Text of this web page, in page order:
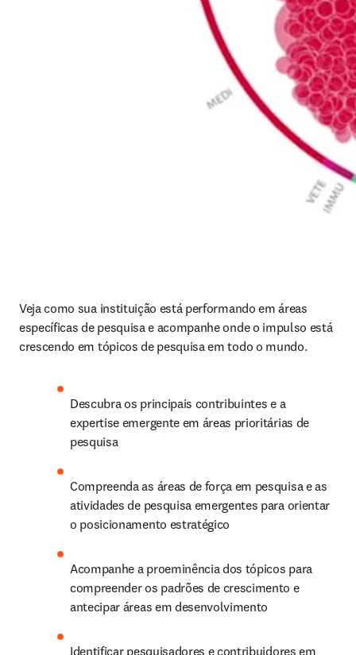
Veja como sua instituição está performando em áreas
específicas de pesquisa e acompanhe onde o impulso está
crescendo em tópicos de pesquisa em todo o mundo.
Descubra os principais contribuintes e a
expertise emergente em áreas prioritárias de
pesquisa
Compreenda as áreas de força em pesquisa e as
atividades de pesquisa emergentes para orientar
o posicionamento estratégico
Acompanhe a proeminência dos tópicos para
compreender os padrões de crescimento e
antecipar áreas em desenvolvimento
Identificar pesquisadores e contribuidores em